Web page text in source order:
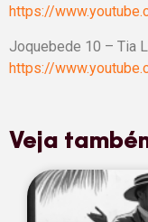
https://
Joquebede 10 – Tia
https://
Veja